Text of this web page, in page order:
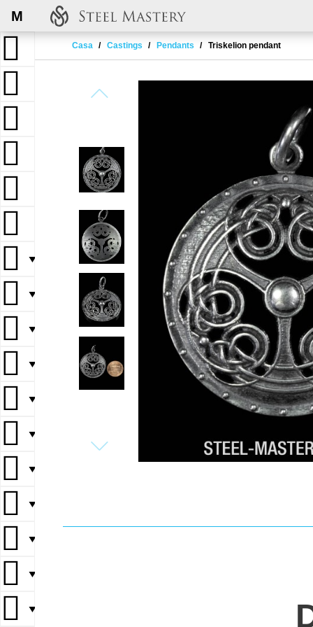
M
Casa Castings Pendants Triskelion pendant
▼
▼
▼
▼
▼
▼
▼
▼
▼
▼
▼